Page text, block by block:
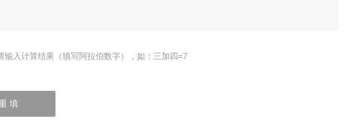
输入计算结果（填写阿拉伯数字），如：三加四=7